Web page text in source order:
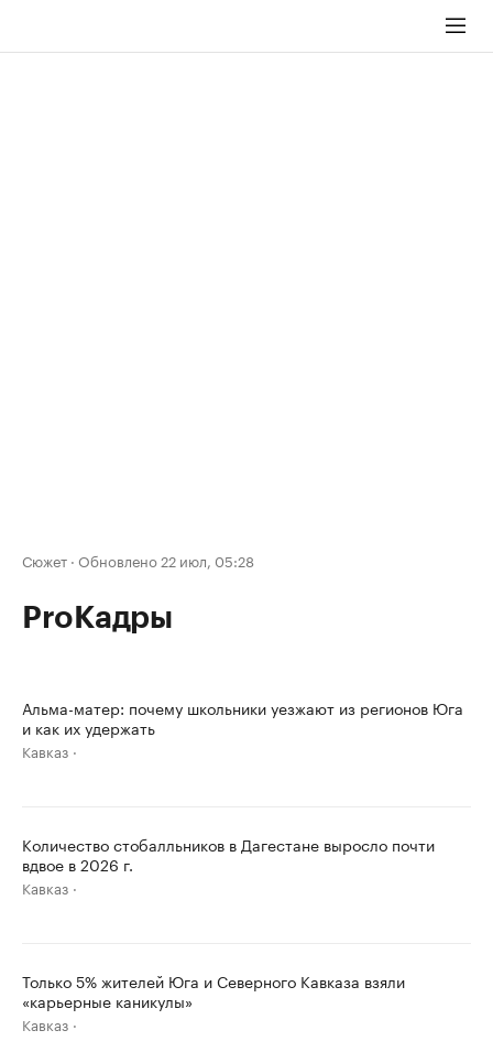
Сюжет · Обновлено 22 июл, 05:28
ProКадры
Альма-матер: почему школьники уезжают из регионов Юга
и как их удержать
Кавказ
Количество стобалльников в Дагестане выросло почти
вдвое в 2026 г.
Кавказ
Только 5% жителей Юга и Северного Кавказа взяли
«карьерные каникулы»
Кавказ